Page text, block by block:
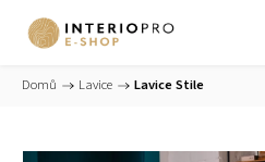
Domů / Lavice / Lavice Stile